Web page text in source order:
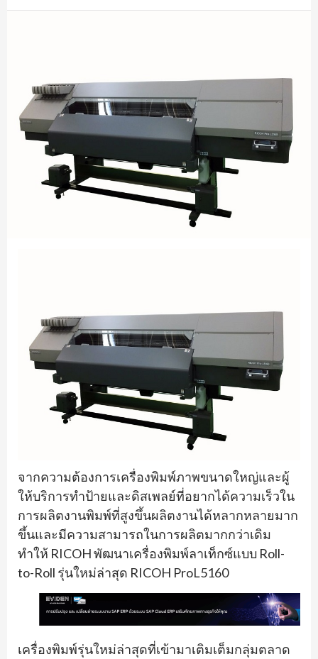
จากความต้องการเครื่องพิมพ์ภาพขนาดใหญ่และผู้
ให้บริการทำป้ายและดิสเพลย์ที่อยากได้ความเร็วใน
การผลิตงานพิมพ์ที่สูงขึ้นผลิตงานได้หลากหลายมาก
ขึ้นและมีความสามารถในการผลิตมากกว่าเดิม
ทำให้ RICOH พัฒนาเครื่องพิมพ์ลาเท็กซ์แบบ Roll-
to-Roll รุ่นใหม่ล่าสุด RICOH ProL5160
เครื่องพิมพ์รุ่นใหม่ล่าสุดที่เข้ามาเติมเต็มกลุ่มตลาด